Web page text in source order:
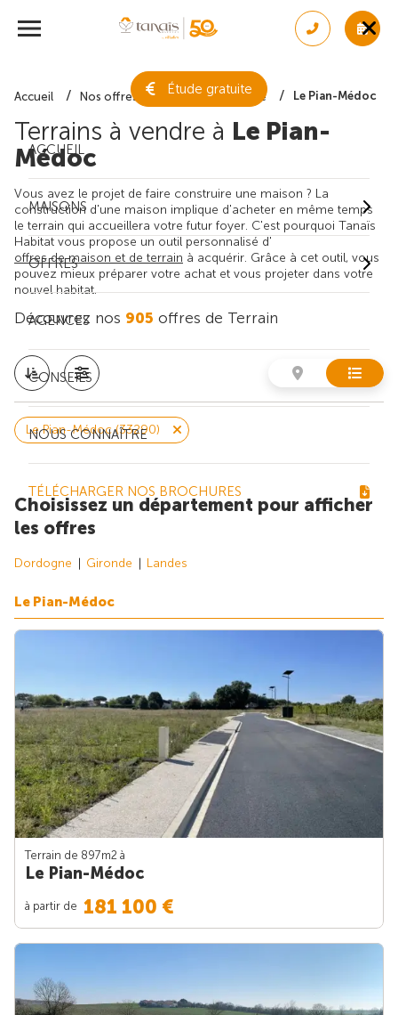
Étude gratuite
ACCUEIL
MAISONS
OFFRES
AGENCES
CONSEILS
NOUS CONNAÎTRE
TÉLÉCHARGER NOS BROCHURES
Accueil Nos offres de terrain Gironde Le Pian-Médoc
Terrains à vendre à Le Pian-
Médoc
Vous avez le projet de faire construire une maison ? La
construction d'une maison implique d'acheter en même temps
le terrain qui accueillera votre futur foyer. C'est pourquoi Tanaïs
Habitat vous propose un outil personnalisé d'
offres de maison et de terrain à acquérir. Grâce à cet outil, vous
pouvez mieux préparer votre achat et vous projeter dans votre
nouvel habitat.
Découvrez nos 905 offres de Terrain
Le Pian-Médoc (33290)
Choisissez un département pour afficher
les offres
Dordogne Gironde Landes
Le Pian-Médoc
Terrain de 897m2 à
Le Pian-Médoc
à partir de 181 100 €